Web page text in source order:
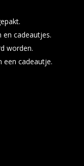
cadeautjes.
worden.
een cadeautje.